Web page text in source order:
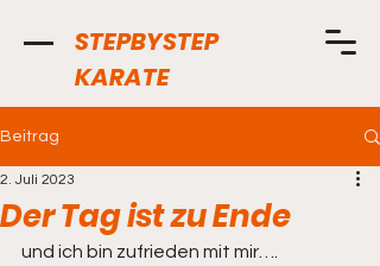
STEPBYSTEP
KARATE
Beitrag
Der Tag ist zu Ende
2. Juli 2023
und ich bin zufrieden mit mir….